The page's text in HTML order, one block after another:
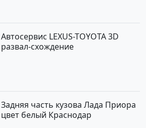
Автосервис LEXUS-TOYOTA 3D
развал-схождение
Задняя часть кузова Лада Приора
цвет белый Краснодар